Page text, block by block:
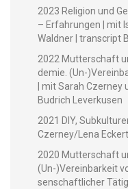
2023 Reli­gion und
– Erfahrun­gen | mit
Wald­ner | tran­script
2022 Mut­ter­schaft
demie. (Un-
| mit Sarah Czer­ney
Budrich Leverkusen
2021 DIY,
Czerney/Lena
2020 Mut­ter­schaft
(Un-)Vereinbarkeit
senschaftlich­er